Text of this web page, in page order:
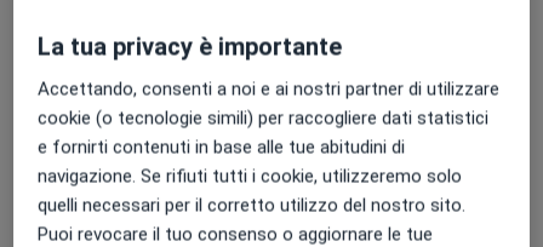
Visita ortopedica
110 € Dettagli Prenota una visita
Visita ortopedica di controllo
90 € Dettagli Prenota una visita
La tua privacy è importante
Accettando, consenti a noi e ai nostri partner di utilizzare
cookie (o tecnologie simili) per raccogliere dati statistici
e fornirti contenuti in base alle tue abitudini di
navigazione. Se rifiuti tutti i cookie, utilizzeremo solo
quelli necessari per il corretto utilizzo del nostro sito.
Puoi revocare il tuo consenso o aggiornare le tue